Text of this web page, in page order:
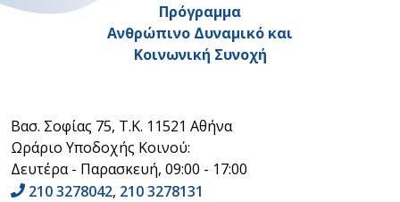
Βασ. Σοφίας 75, Τ.Κ. 11521 Αθήνα
Ωράριο Υποδοχής Κοινού:
Δευτέρα - Παρασκευή, 09:00 - 17:00
210 3278042, 210 3278131
Πρόγραμμα
Ανθρώπινο Δυναμικό και
Κοινωνική Συνοχή